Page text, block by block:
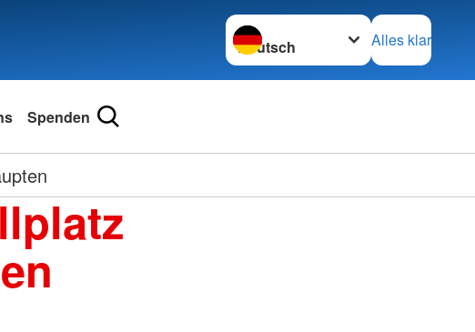
Sprache wechseln zu
Alles klar
Spenden